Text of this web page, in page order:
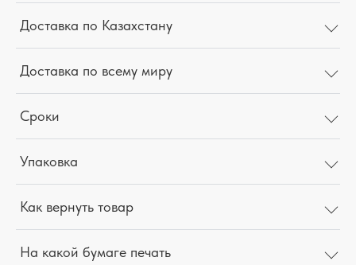
Доставка по Казахстану
Доставка по всему миру
Сроки
Упаковка
Как вернуть товар
На какой бумаге печать